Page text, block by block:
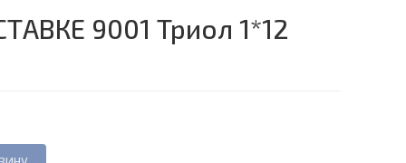
9001 Триол 1*12